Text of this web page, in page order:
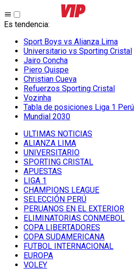
Es tendencia:
Sport Boys vs Alianza Lima
Universitario vs Sporting Cristal
Jairo Concha
Piero Quispe
Christian Cueva
Refuerzos Sporting Cristal
Vozinha
Tabla de posiciones Liga 1 Perú
Mundial 2030
ULTIMAS NOTICIAS
ALIANZA LIMA
UNIVERSITARIO
SPORTING CRISTAL
APUESTAS
LIGA 1
CHAMPIONS LEAGUE
SELECCIÓN PERÚ
PERUANOS EN EL EXTERIOR
ELIMINATORIAS CONMEBOL
COPA LIBERTADORES
COPA SUDAMERICANA
FUTBOL INTERNACIONAL
EUROPA
VOLEY